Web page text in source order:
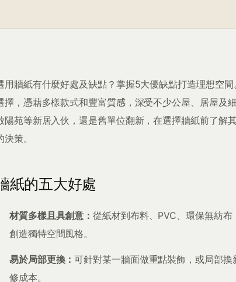
用牆紙有什麼好處及缺點？掌握5大優缺點打造理想空
擇，憑藉多樣款式和豐富質感，深受不少公屋、居屋及
陽苑等新居入伙，還是舊單位翻新，在選擇牆紙前了解
決策。
紙的五大好處
材質多樣且具創意：從紙材到布料、PVC、環保無紡
創造獨特空間風格。
易於局部更換：可針對某一牆面做重點裝飾，或局部
修成本。